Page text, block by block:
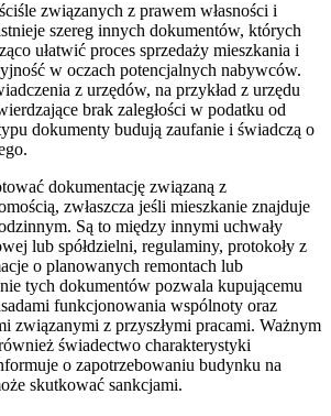
związanych z prawem własności i
szereg innych dokumentów, których
ułatwić proces sprzedaży mieszkania i
w oczach potencjalnych nabywców.
z urzędów, na przykład z urzędu
brak zaległości w podatku od
dokumenty budują zaufanie i świadczą o
dokumentację związaną z
zwłaszcza jeśli mieszkanie znajduje
Są to między innymi uchwały
lub spółdzielni, regulaminy, protokoły z
o planowanych remontach lub
tych dokumentów pozwala kupującemu
funkcjonowania wspólnoty oraz
związanymi z przyszłymi pracami. Ważnym
świadectwo charakterystyki
o zapotrzebowaniu budynku na
skutkować sankcjami.